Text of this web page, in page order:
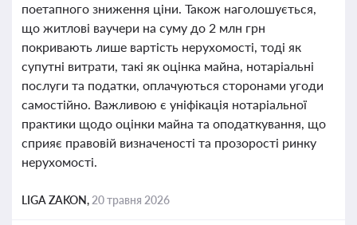
поетапного зниження ціни. Також наголошується,
що житлові ваучери на суму до 2 млн грн
покривають лише вартість нерухомості, тоді як
супутні витрати, такі як оцінка майна, нотаріальні
послуги та податки, оплачуються сторонами угоди
самостійно. Важливою є уніфікація нотаріальної
практики щодо оцінки майна та оподаткування, що
сприяє правовій визначеності та прозорості ринку
нерухомості.
LIGA ZAKON, 20 травня 2026